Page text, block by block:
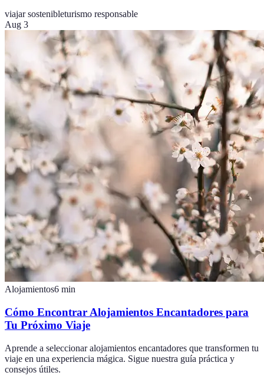
viajar sostenibleturismo responsable
Aug 3
Alojamientos6 min
Cómo Encontrar Alojamientos Encantadores para
Tu Próximo Viaje
Aprende a seleccionar alojamientos encantadores que transformen tu
viaje en una experiencia mágica. Sigue nuestra guía práctica y
consejos útiles.